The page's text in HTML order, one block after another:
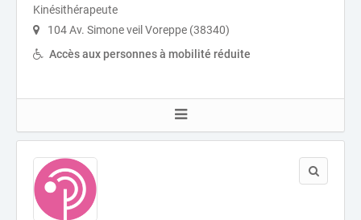
Kinésithérapeute
104 Av. Simone veil Voreppe (38340)
Accès aux personnes à mobilité réduite